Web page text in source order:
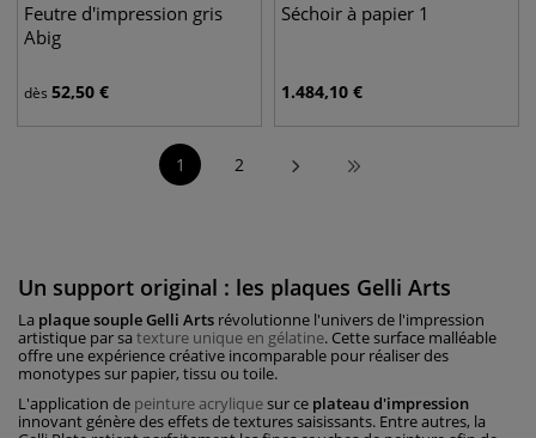
Feutre d'impression gris
Abig
dès 52,50 €
Séchoir à papier 1
1.484,10 €
1 2
Un support original : les plaques Gelli Arts
La plaque souple Gelli Arts révolutionne l'univers de l'impression
artistique par sa texture unique en gélatine. Cette surface malléable
offre une expérience créative incomparable pour réaliser des
monotypes sur papier, tissu ou toile.
L'application de peinture acryliquesur ce plateau d'impression
innovant génère des effets de textures saisissants. Entre autres, la